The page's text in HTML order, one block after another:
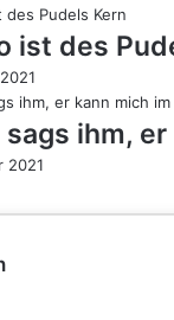
ist des
sags ihm,
2021